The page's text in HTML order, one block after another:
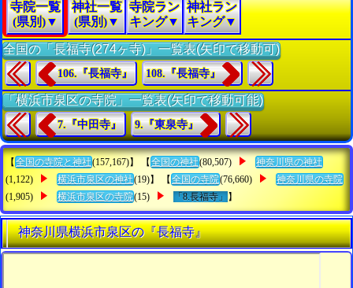
寺院一覧
(県別)▼
神社一覧
(県別)▼
寺院ラン
キング▼
神社ラン
キング▼
全国の「長福寺(274ヶ寺)」一覧表(矢印で移動可)
106.『長福寺』 108.『長福寺』
「横浜市泉区の寺院」一覧表(矢印で移動可能)
7.『中田寺』 9.『東泉寺』
【 全国の寺院と神社(157,167)】 【 全国の神社(80,507)
神奈川県の神社
(1,122)
横浜市泉区の神社(19)】 【 全国の寺院(76,660)
神奈川県の寺院
(1,905)
横浜市泉区の寺院(15) 「8.長福寺」 】
神奈川県横浜市泉区の『長福寺』